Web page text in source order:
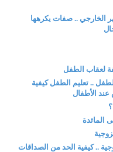
الخارجي .. صفات يكرهها
لعقاب الطفل
.. تعليم الطفل كيفية
الأطفال
المائدة
.. كيفية الحد من الصداقات